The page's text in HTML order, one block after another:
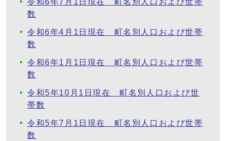
令和6年7月1日現在 町名別人口および世帯
数
令和6年4月1日現在 町名別人口および世帯
数
令和6年1月1日現在 町名別人口および世帯
数
令和5年10月1日現在 町名別人口および世
帯数
令和5年7月1日現在 町名別人口および世帯
数